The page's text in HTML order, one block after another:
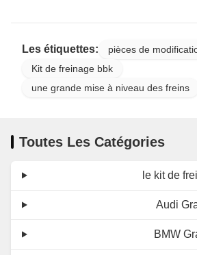
Les étiquettes:
pièces de
Kit de freinage bbk
une grande mise à niveau des freins
Toutes Les Catégories
le kit de
Audi
BMW